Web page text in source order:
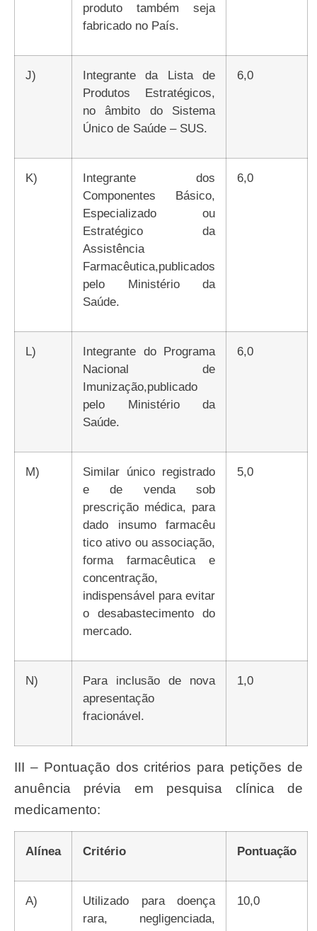
produto também seja
fabricado no País.
j)
Integrante da Lista de
Produtos Estratégicos,
no âmbito do Sistema
Único de Saúde – SUS.
6,0
k)
Integrante dos
Componentes Básico,
Especializado ou
Estratégico da
Assistência
Farmacêutica,publicados
pelo Ministério da
Saúde.
6,0
l)
Integrante do Programa
Nacional de
Imunização,publicado
pelo Ministério da
Saúde.
6,0
m)
Similar único registrado
e de venda sob
prescrição médica, para
dado insumo farmacêu
tico ativo ou associação,
forma farmacêutica e
concentração,
indispensável para evitar
o desabastecimento do
mercado.
5,0
n)
Para inclusão de nova
apresentação
fracionável.
1,0
III – Pontuação dos critérios para petições de
anuência prévia em pesquisa clínica de
medicamento:
Alínea Critério Pontuação
a)
Utilizado para doença
rara, negligenciada,
10,0